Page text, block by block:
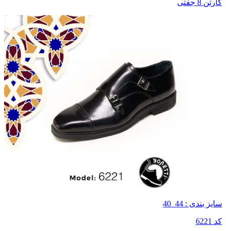
کارتن 8 جفتی
سایز بندی : 44_40
کد 6221